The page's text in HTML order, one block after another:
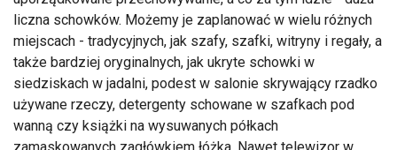
liczna schowków. Możemy je zaplanować w wielu różnych
miejscach - tradycyjnych, jak szafy, szafki, witryny i regały, a
także bardziej oryginalnych, jak ukryte schowki w
siedziskach w jadalni, podest w salonie skrywający rzadko
używane rzeczy, detergenty schowane w szafkach pod
wanną czy książki na wysuwanych półkach
zamaskowanych zagłówkiem łóżka. Nawet telewizor w